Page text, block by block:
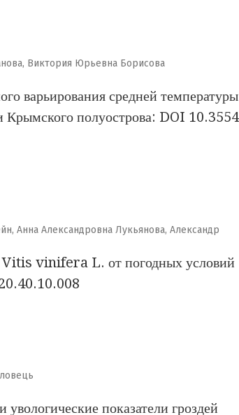
Виктория Юрьевна Борисова
варьирования средней температуры
Крымского полуострова: DOI
Анна Александровна Лукьянова, Александр
Vitis vinifera L. от погодных условий
показатели гроздей